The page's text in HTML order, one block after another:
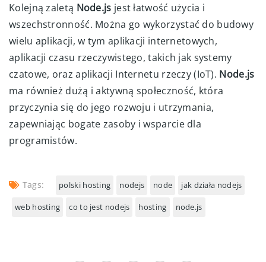
Kolejną zaletą Node.js jest łatwość użycia i
wszechstronność. Można go wykorzystać do budowy
wielu aplikacji, w tym aplikacji internetowych,
aplikacji czasu rzeczywistego, takich jak systemy
czatowe, oraz aplikacji Internetu rzeczy (IoT). Node.js
ma również dużą i aktywną społeczność, która
przyczynia się do jego rozwoju i utrzymania,
zapewniając bogate zasoby i wsparcie dla
programistów.
Tags: polski hosting nodejs node jak działa nodejs
web hosting co to jest nodejs hosting node.js